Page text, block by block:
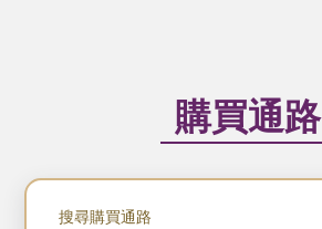
購買通路
搜尋購買通路